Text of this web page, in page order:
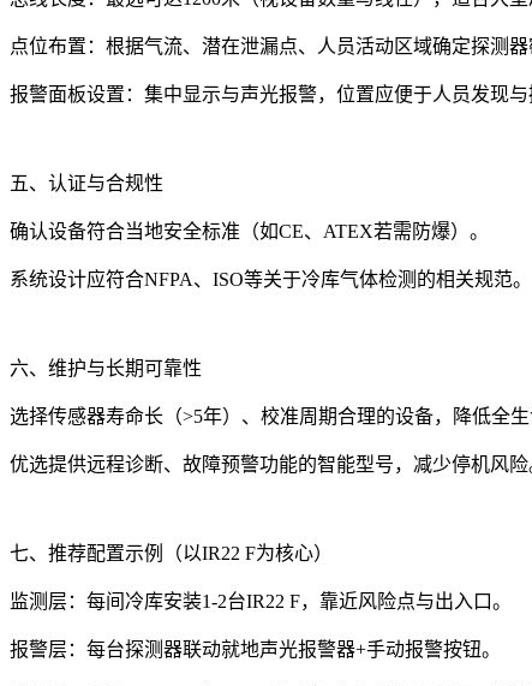
点位布置：根据气流、潜在泄漏点、人员活动区域确定探测器
报警面板设置：集中显示与声光报警，位置应便于人员发现与
五、认证与合规性
确认设备符合当地安全标准（如CE、ATEX若需防爆）。
系统设计应符合NFPA、ISO等关于冷库气体检测的相关规范。
六、维护与长期可靠性
选择传感器寿命长（>5年）、校准周期合理的设备，降低全生
优选提供远程诊断、故障预警功能的智能型号，减少停机风险
七、推荐配置示例（以IR22 F为核心）
监测层：每间冷库安装1-2台IR22 F，靠近风险点与出入口。
报警层：每台探测器联动就地声光报警器+手动报警按钮。